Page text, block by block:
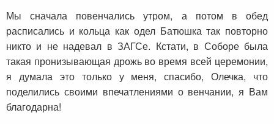
Мы сначала повенчались утром, а потом в обед
расписались и кольца как одел Батюшка так повторно
никто и не надевал в ЗАГСе. Кстати, в Соборе была
такая пронизывающая дрожь во время всей церемонии,
я думала это только у меня, спасибо, Олечка, что
поделились своими впечатлениями о венчании, я Вам
благодарна!